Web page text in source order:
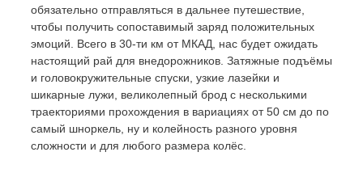
обязательно отправляться в дальнее путешествие,
чтобы получить сопоставимый заряд положительных
эмоций. Всего в 30-ти км от МКАД, нас будет ожидать
настоящий рай для внедорожников. Затяжные подъёмы
и головокружительные спуски, узкие лазейки и
шикарные лужи, великолепный брод с несколькими
траекториями прохождения в вариациях от 50 см до по
самый шноркель, ну и колейность разного уровня
сложности и для любого размера колёс.